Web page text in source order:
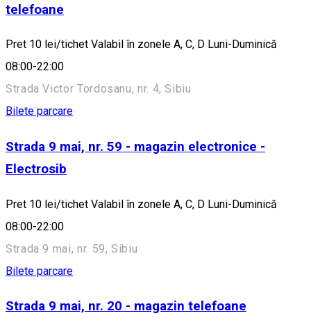
telefoane
Pret 10 lei/tichet Valabil în zonele A, C, D Luni-Duminică
08:00-22:00
Strada Victor Tordosanu, nr. 4, Sibiu
Bilete parcare
Strada 9 mai, nr. 59 - magazin electronice -
Electrosib
Pret 10 lei/tichet Valabil în zonele A, C, D Luni-Duminică
08:00-22:00
Strada 9 mai, nr. 59, Sibiu
Bilete parcare
Strada 9 mai, nr. 20 - magazin telefoane